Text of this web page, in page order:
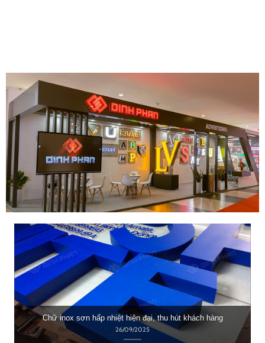
Chữ inox sơn hấp nhiệt hiện đại, thu hút khách hàng
26/09/2025